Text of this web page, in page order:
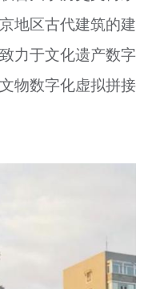
+
地区古代建筑的建
力于文化遗产数字
物数字化虚拟拼接